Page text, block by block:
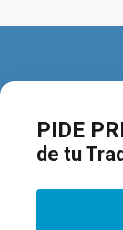
PIDE
de tu